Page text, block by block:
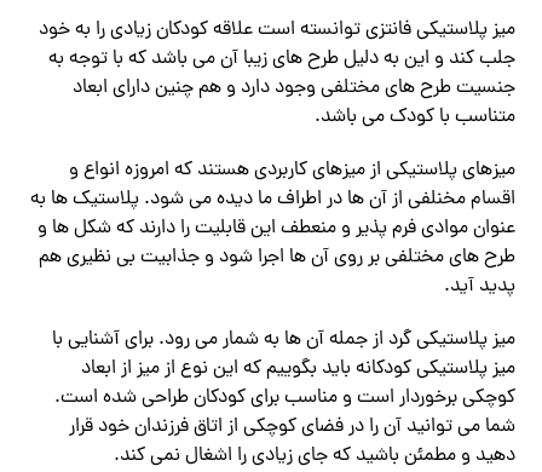
میز پلاستیکی فانتزی توانسته است علاقه کودکان زیادی را به خود
جلب کند و این به دلیل طرح های زیبا آن می باشد که با توجه به
جنسیت طرح های مختلفی وجود دارد و هم چنین دارای ابعاد
متناسب با کودک می باشد.
میزهای پلاستیکی از میزهای کاربردی هستند که امروزه انواع و
اقسام مخنلفی از آن ها در اطراف ما دیده می شود. پلاستیک ها به
عنوان موادی فرم پذیر و منعطف این قابلیت را دارند که شکل ها و
طرح های مختلفی بر روی آن ها اجرا شود و جذابیت بی نظیری هم
پدید آید.
میز پلاستیکی گرد از جمله آن ها به شمار می رود. برای آشنایی با
میز پلاستیکی کودکانه باید بگوییم که این نوع از میز از ابعاد
کوچکی برخوردار است و مناسب برای کودکان طراحی شده است.
شما می توانید آن را در فضای کوچکی از اتاق فرزندان خود قرار
دهید و مطمئن باشید که جای زیادی را اشغال نمی کند.